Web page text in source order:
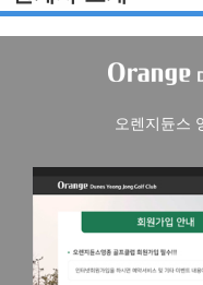
오렌지듄스